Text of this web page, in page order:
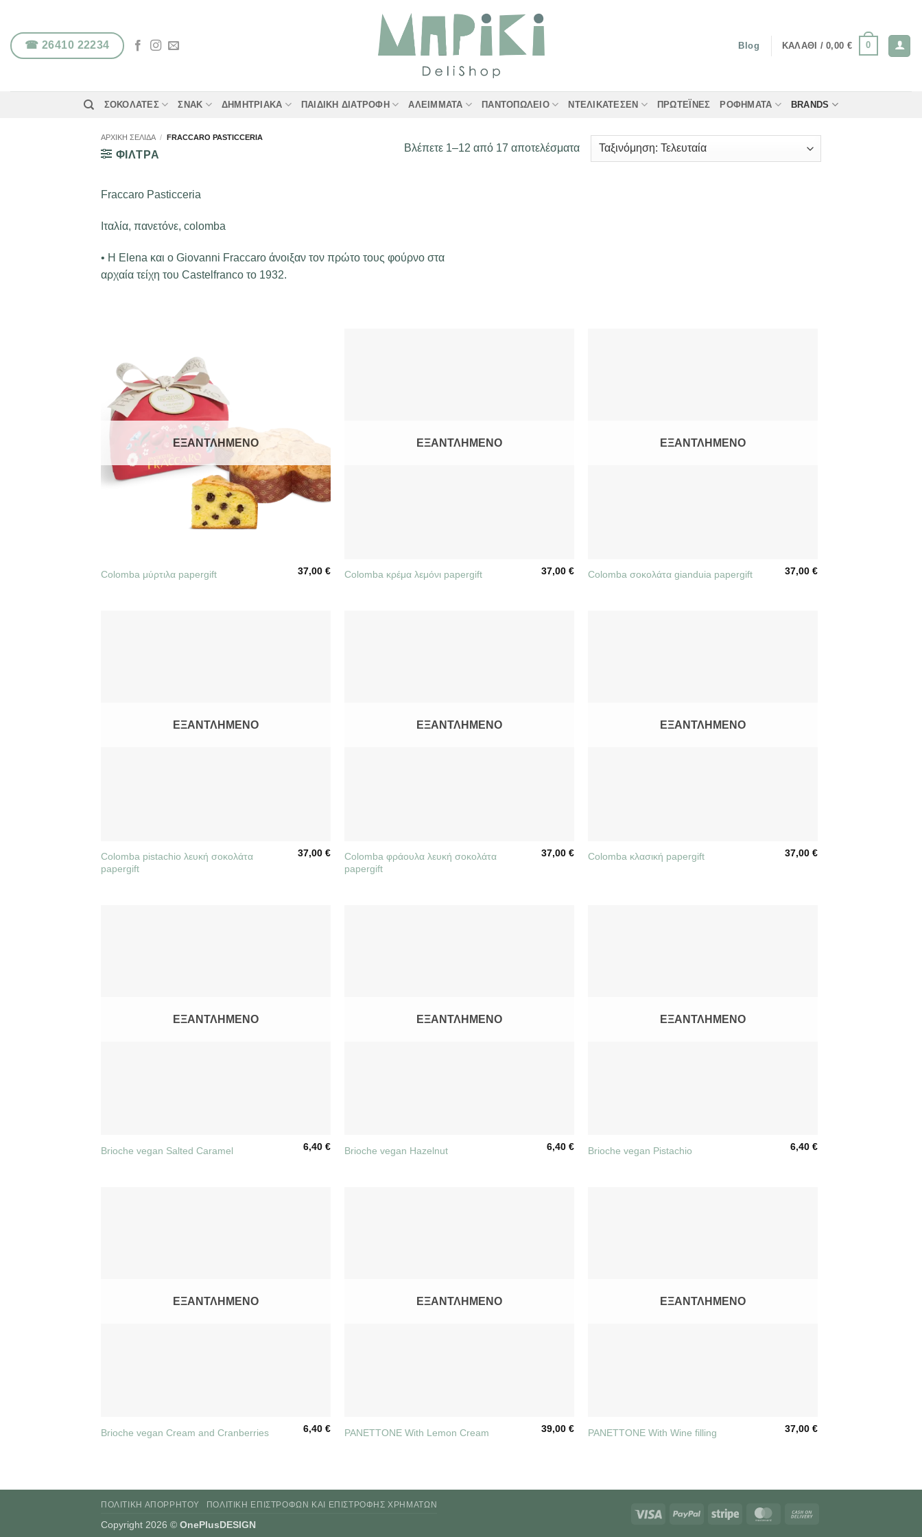
περιεχόμενο
☎ 26410 22234 Blog ΚΑΛΆΘΙ /0,00 € 0
ΣΟΚΟΛΆΤΕΣ ΣΝΑΚ ΔΗΜΗΤΡΙΑΚΆ ΠΑΙΔΙΚΉ ΔΙΑΤΡΟΦΉ ΑΛΕΊΜΜΑΤΑ ΠΑΝΤΟΠΩΛΕΊΟ ΝΤΕΛΙΚΑΤΈΣΕΝ ΠΡΩΤΕΪ́ΝΕΣ ΡΟΦΉΜΑΤΑ BRANDS
ΑΡΧΙΚΉ ΣΕΛΊΔΑ / FRACCARO PASTICCERIA
ΦΙΛΤΡΑ
Βλέπετε 1–12 από 17 αποτελέσματαSorted
Fraccaro Pasticceria
Ιταλία, πανετόνε, colomba
• Η Elena και ο Giovanni Fraccaro άνοιξαν τον πρώτο τους φούρνο στα
αρχαία τείχη του Castelfranco το 1932.
ΕΞΑΝΤΛΗΜΈΝΟ
Colomba μύρτιλα papergift 37,00€
ΕΞΑΝΤΛΗΜΈΝΟ
Colomba κρέμα λεμόνι papergift 37,00€
ΕΞΑΝΤΛΗΜΈΝΟ
Colomba σοκολάτα gianduia papergift 37,00€
ΕΞΑΝΤΛΗΜΈΝΟ
Colomba pistachio λευκή σοκολάτα
papergift
37,00€
ΕΞΑΝΤΛΗΜΈΝΟ
Colomba φράουλα λευκή σοκολάτα
papergift
37,00€
ΕΞΑΝΤΛΗΜΈΝΟ
Colomba κλασική papergift 37,00€
ΕΞΑΝΤΛΗΜΈΝΟ
Brioche vegan Salted Caramel 6,40€
ΕΞΑΝΤΛΗΜΈΝΟ
Brioche vegan Hazelnut 6,40€
ΕΞΑΝΤΛΗΜΈΝΟ
Brioche vegan Pistachio 6,40€
ΕΞΑΝΤΛΗΜΈΝΟ
Brioche vegan Cream and Cranberries 6,40€
ΕΞΑΝΤΛΗΜΈΝΟ
PANETTONE With Lemon Cream 39,00€
ΕΞΑΝΤΛΗΜΈΝΟ
PANETTONE With Wine filling 37,00€
Visa PayPal Stripe MasterCard
ΠΟΛΙΤΙΚΉ ΑΠΟΡΡΉΤΟΥ ΠΟΛΙΤΙΚΉ ΕΠΙΣΤΡΟΦΏΝ ΚΑΙ ΕΠΙΣΤΡΟΦΉΣ ΧΡΗΜΆΤΩΝ
Copyright 2026 © OnePlusDESIGN